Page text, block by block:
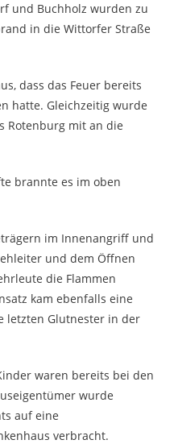
und Buchholz wurden zu
in die Wittorfer Straße
dass das Feuer bereits
hatte. Gleichzeitig wurde
Rotenburg mit an die
brannte es im oben
im Innenangriff und
und dem Öffnen
die Flammen
kam ebenfalls eine
letzten Glutnester in der
waren bereits bei den
wurde
auf eine
verbracht.